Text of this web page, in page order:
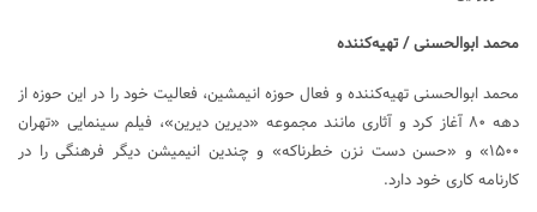
محمد ابوالحسنی / تهیه‌کننده
محمد ابوالحسنی تهیه‌کننده و فعال حوزه انیمشین، فعالیت خود را در این حوزه از
دهه ۸۰ آغاز کرد و آثاری مانند مجموعه «دیرین دیرین»، فیلم سینمایی «تهران
۱۵۰۰» و «حسن دست نزن خطرناکه» و چندین انیمیشن دیگر فرهنگی را در
کارنامه کاری خود دارد.